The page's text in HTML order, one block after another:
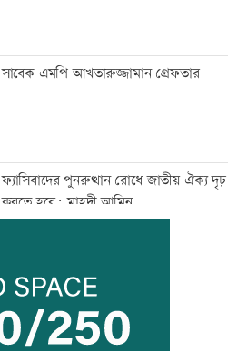
সাবেক এমপি আখতারুজ্জামান গ্রেফতার
ফ্যাসিবাদের পুনরুত্থান রোধে জাতীয় ঐক্য দৃঢ়
করতে হবে: মাহদী আমিন
মাগুরায় সাকিব আল হাসানের বাড়িতে হামলা